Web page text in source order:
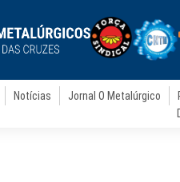
Notícias Jornal O Metalúrgico